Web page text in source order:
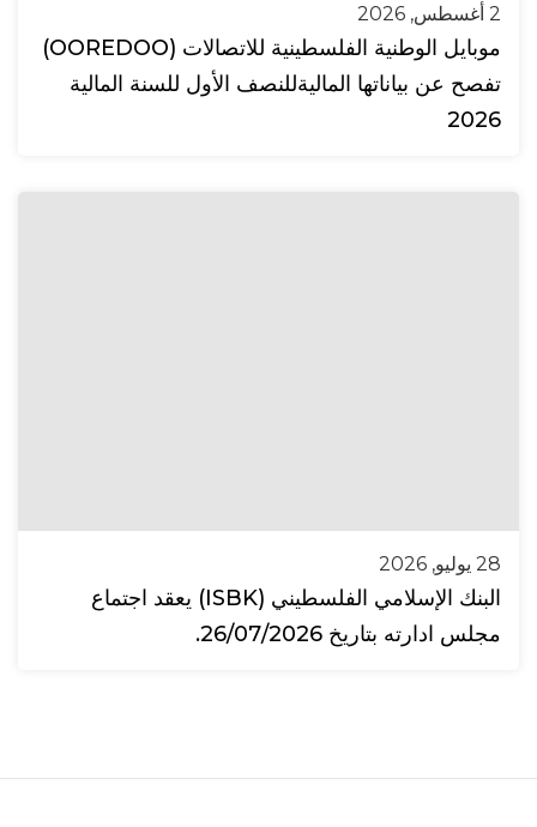
2 أغسطس, 2026
موبايل الوطنية الفلسطينية للاتصالات (OOREDOO)
تفصح عن بياناتها الماليةللنصف الأول للسنة المالية
2026
28 يوليو, 2026
البنك الإسلامي الفلسطيني (ISBK) يعقد اجتماع
مجلس ادارته بتاريخ 26/07/2026.